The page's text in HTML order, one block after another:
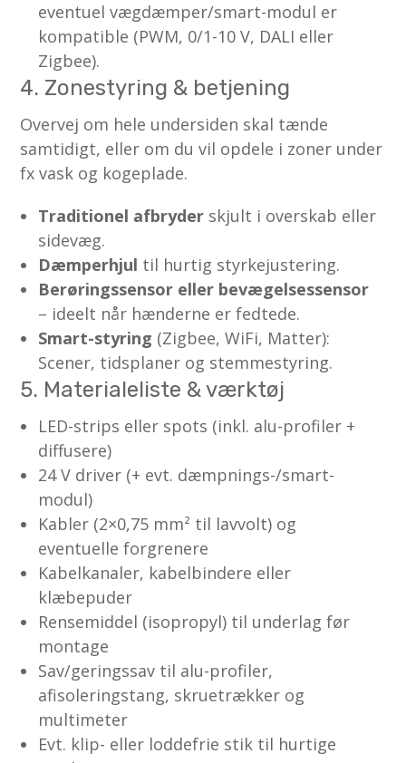
eventuel vægdæmper/smart-modul er
kompatible (PWM, 0/1-10 V, DALI eller
Zigbee).
4. Zonestyring & betjening
Overvej om hele undersiden skal tænde
samtidigt, eller om du vil opdele i zoner under
fx vask og kogeplade.
Traditionel afbryder skjult i overskab eller
sidevæg.
Dæmperhjul til hurtig styrkejustering.
Berøringssensor eller bevægelsessensor
– ideelt når hænderne er fedtede.
Smart-styring (Zigbee, WiFi, Matter):
Scener, tidsplaner og stemmestyring.
5. Materialeliste & værktøj
LED-strips eller spots (inkl. alu-profiler +
diffusere)
24 V driver (+ evt. dæmpnings-/smart-
modul)
Kabler (2×0,75 mm² til lavvolt) og
eventuelle forgrenere
Kabelkanaler, kabelbindere eller
klæbepuder
Rensemiddel (isopropyl) til underlag før
montage
Sav/geringssav til alu-profiler,
afisoleringstang, skruetrækker og
multimeter
Evt. klip- eller loddefrie stik til hurtige